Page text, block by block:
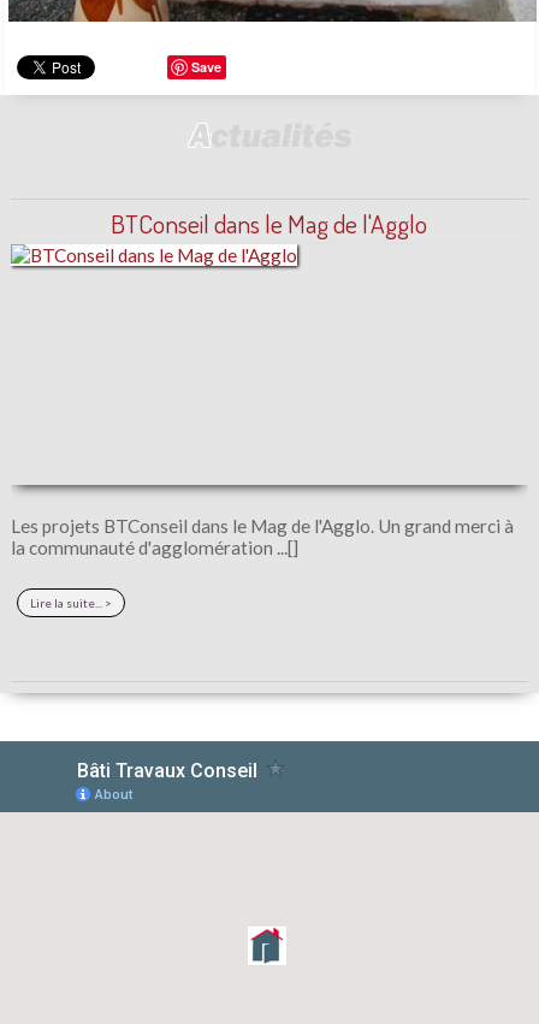
Save
BT Conseil à la Une !
Découvrez cet article dans le mosaïque distribué sur le grand
Bressuire. ...[]
Lire la suite... >
C'est la rentr?e...